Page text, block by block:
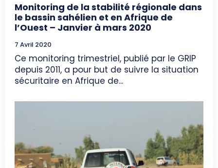
Monitoring de la stabilité régionale dans
le bassin sahélien et en Afrique de
l’Ouest – Janvier à mars 2020
7 Avril 2020
Ce monitoring trimestriel, publié par le GRIP
depuis 2011, a pour but de suivre la situation
sécuritaire en Afrique de...